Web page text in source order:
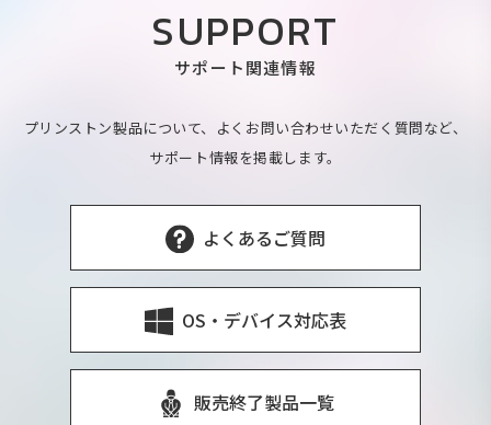
SUPPORT
サポート関連情報
プリンストン製品について、よくお問い合わせいただく質問など、
サポート情報を掲載します。
よくあるご質問
OS・デバイス対応表
販売終了製品一覧